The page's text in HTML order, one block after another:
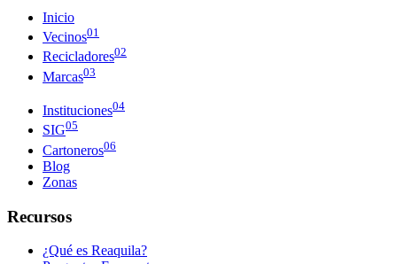
Inicio
Vecinos01
Recicladores02
Marcas03
Instituciones04
SIG05
Cartoneros06
Blog
Zonas
Recursos
¿Qué es Reaquila?